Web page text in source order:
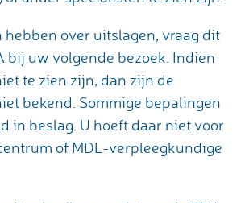
hebben over uitslagen, vraag dit
bij uw volgende bezoek. Indien
te zien zijn, dan zijn de
bekend. Sommige bepalingen
in beslag. U hoeft daar niet voor
of MDL-verpleegkundige